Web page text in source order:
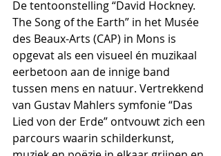
De tentoonstelling “David Hockney.
The Song of the Earth” in het Musée
des Beaux-Arts (CAP) in Mons is
opgevat als een visueel én muzikaal
eerbetoon aan de innige band
tussen mens en natuur. Vertrekkend
van Gustav Mahlers symfonie “Das
Lied von der Erde” ontvouwt zich een
parcours waarin schilderkunst,